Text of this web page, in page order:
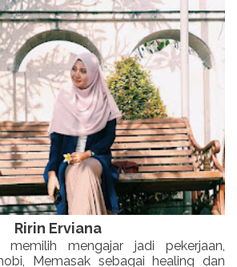
Ririn Erviana
memilih mengajar jadi pekerjaan,
Memasak sebagai healing dan